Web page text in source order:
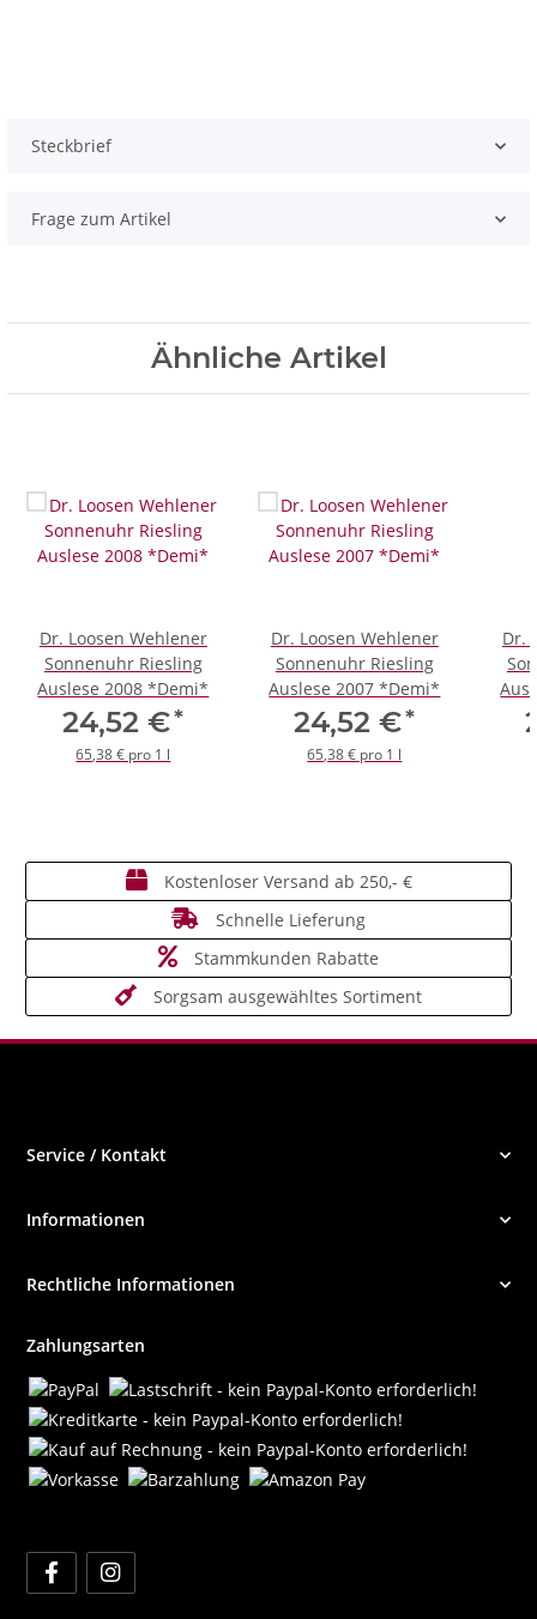
Steckbrief
Frage zum Artikel
Ähnliche Artikel
Dr. Loosen Wehlener
Sonnenuhr Riesling
Auslese 2008 *Demi*
24,52 €*
65,38 € pro 1 l
Dr. Loosen Wehlener
Sonnenuhr Riesling
Auslese 2007 *Demi*
24,52 €*
65,38 € pro 1 l
Dr.
Kostenloser Versand ab 250,- €
Schnelle Lieferung
Stammkunden Rabatte
Sorgsam ausgewähltes Sortiment
Service / Kontakt
Informationen
Rechtliche Informationen
Zahlungsarten